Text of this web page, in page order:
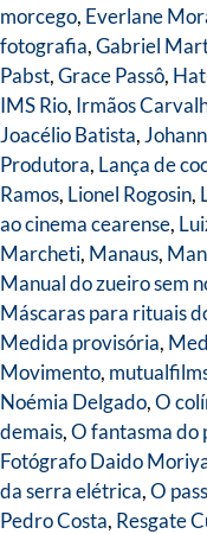
morcego, Everlane
fotografia,Gabriel
Pabst,Grace Passô,
IMS Rio, Irmãos
Joacélio Batista,
Produtora, Lança de
Ramos, Lionel Rogosin,
ao cinema cearense,
Marcheti, Manaus,
Manual do zueiro sem
Máscaras para rituais
Medida provisória,
Movimento,
Noémia Delgado,O
demais,O fantasma do
Fotógrafo Daido
da serra elétrica,O
Pedro Costa, Resgate